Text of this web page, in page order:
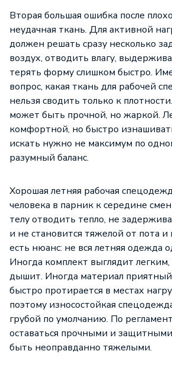
Вторая большая ошибка после
неудачная ткань. Для активной
должен решать сразу несколько
воздух, отводить влагу,
терять форму слишком быстро.
вопрос, какая ткань для рабочей
нельзя сводить только к
может быть прочной, но жаркой.
комфортной, но быстро
искать нужно не максимум по
разумный баланс.
Хорошая летняя рабочая
человека в парник к середине
телу отводить тепло, не
и не становится тяжелой от пота
есть нюанс: не вся летняя одежда
Иногда комплект выглядит
дышит. Иногда материал
быстро протирается в местах
поэтому износостойкая
грубой по умолчанию. По
оставаться прочными и
быть неоправданно тяжелыми.